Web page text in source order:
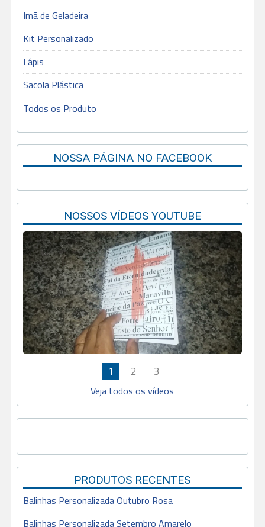
Imã de Geladeira
Kit Personalizado
Lápis
Sacola Plástica
Todos os Produto
NOSSA PÁGINA NO FACEBOOK
NOSSOS VÍDEOS YOUTUBE
1 2 3
Veja todos os vídeos
PRODUTOS RECENTES
Balinhas Personalizada Outubro Rosa
Balinhas Personalizada Setembro Amarelo